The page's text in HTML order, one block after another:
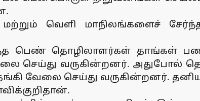
வெளி மாநிலங்களைச்
பெண் தொழிலாளர்கள் தாங்கள்
வேலை செய்து வருகின்றனர்.
வேலை செய்து வருகின்றனர்.